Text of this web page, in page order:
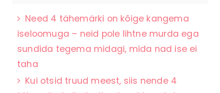
Need 4 tähemärki on kõige kangema
iseloomuga – neid pole lihtne murda ega
sundida tegema midagi, mida nad ise ei
taha
Kui otsid truud meest, siis nende 4